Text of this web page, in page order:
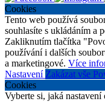
Cookies
Tento web používá
souhlasíte s ukládáním a
Zakliknutím tlačítka
používání i dalších
a marketingové. Více
Nastavení Zakázat vše
Cookies
Vyberte si, jaká nastavení